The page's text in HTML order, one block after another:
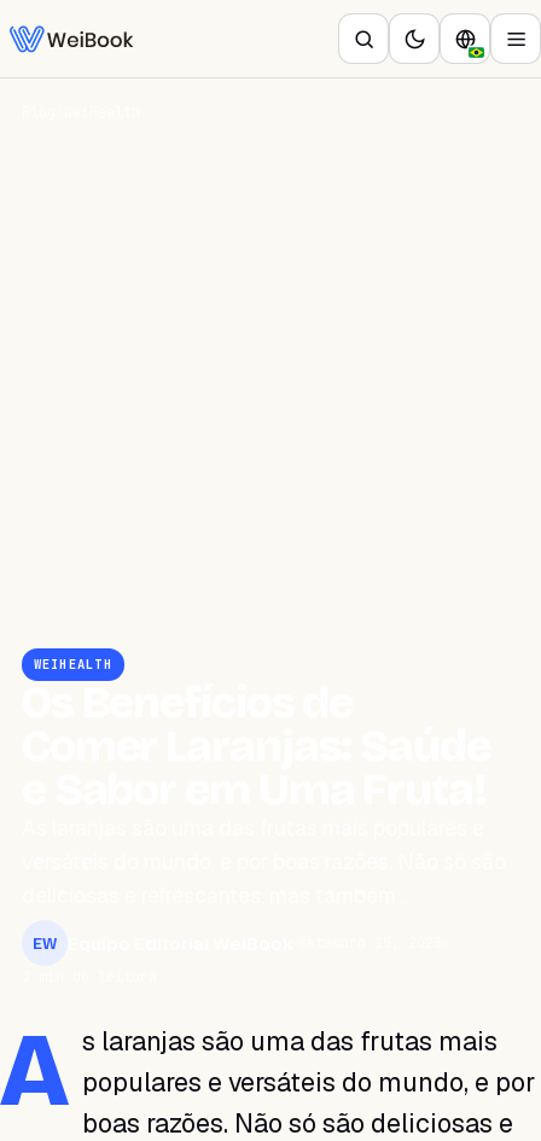
WEIHEALTH
EW
A s laranjas são uma das frutas mais
populares e versáteis do mundo, e por
boas razões. Não só são deliciosas e